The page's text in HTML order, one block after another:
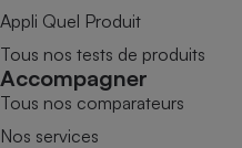
Appli Quel Produit
Tous nos tests de produits
Accompagner
Tous nos comparateurs
Nos services